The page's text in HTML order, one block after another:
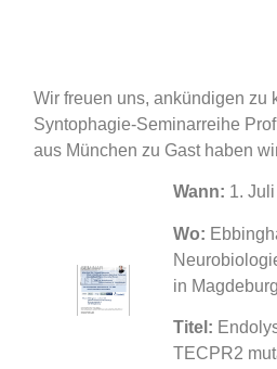
Wir freuen uns, ankündigen zu
Syntophagie-Seminarreihe
aus München zu Gast haben
Wann: 1.
Wo:
in Magdeburg
Titel:
TECPR2